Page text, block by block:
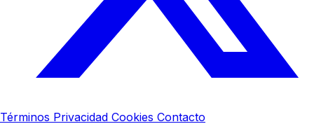
Términos Privacidad Cookies Contacto